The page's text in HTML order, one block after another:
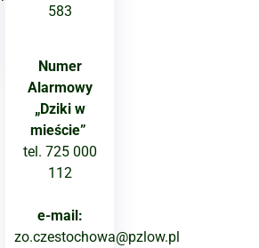
583
Numer
Alarmowy
„Dziki w
mieście”
tel. 725 000
112
e-mail:
zo.czestochowa@pzlow.pl